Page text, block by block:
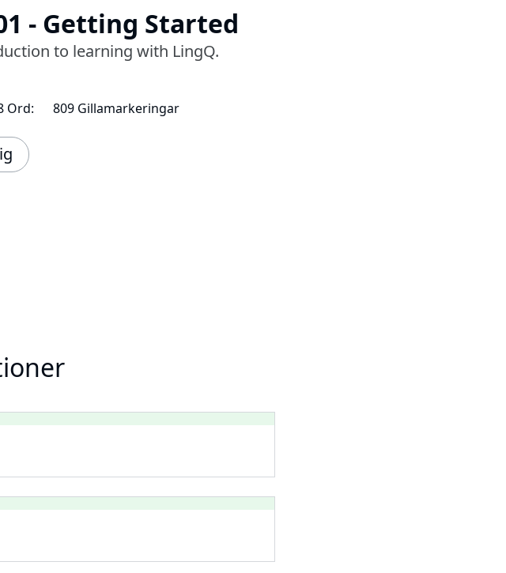
- Getting Started
to learning with LingQ.
Ord: 809 Gillamarkeringar